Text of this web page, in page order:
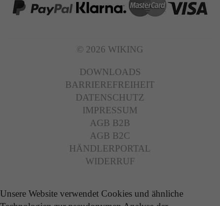
© 2026 WIKING
DOWNLOADS
BARRIEREFREIHEIT
DATENSCHUTZ
IMPRESSUM
AGB B2B
AGB B2C
HÄNDLERPORTAL
WIDERRUF
Unsere Website verwendet Cookies und ähnliche